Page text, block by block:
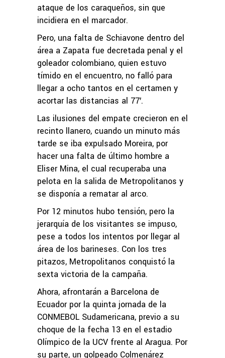
ataque de los caraqueños, sin que
incidiera en el marcador.
Pero, una falta de Schiavone dentro del
área a Zapata fue decretada penal y el
goleador colombiano, quien estuvo
tímido en el encuentro, no falló para
llegar a ocho tantos en el certamen y
acortar las distancias al 77′.
Las ilusiones del empate crecieron en el
recinto llanero, cuando un minuto más
tarde se iba expulsado Moreira, por
hacer una falta de último hombre a
Eliser Mina, el cual recuperaba una
pelota en la salida de Metropolitanos y
se disponía a rematar al arco.
Por 12 minutos hubo tensión, pero la
jerarquía de los visitantes se impuso,
pese a todos los intentos por llegar al
área de los barineses. Con los tres
pitazos, Metropolitanos conquistó la
sexta victoria de la campaña.
Ahora, afrontarán a Barcelona de
Ecuador por la quinta jornada de la
CONMEBOL Sudamericana, previo a su
choque de la fecha 13 en el estadio
Olímpico de la UCV frente al Aragua. Por
su parte, un golpeado Colmenárez